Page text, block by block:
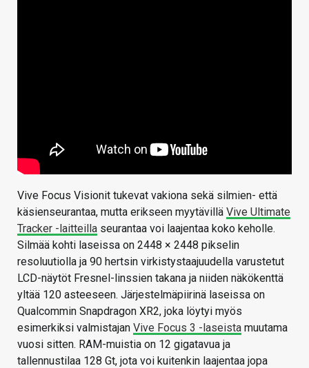
Vive Focus Visionit tukevat vakiona sekä silmien- että
käsienseurantaa, mutta erikseen myytävillä Vive Ultimate
Tracker -laitteilla seurantaa voi laajentaa koko keholle.
Silmää kohti laseissa on 2448 × 2448 pikselin
resoluutiolla ja 90 hertsin virkistystaajuudella varustetut
LCD-näytöt Fresnel-linssien takana ja niiden näkökenttä
yltää 120 asteeseen. Järjestelmäpiirinä laseissa on
Qualcommin Snapdragon XR2, joka löytyi myös
esimerkiksi valmistajan Vive Focus 3 -laseista muutama
vuosi sitten. RAM-muistia on 12 gigatavua ja
tallennustilaa 128 Gt, jota voi kuitenkin laajentaa jopa